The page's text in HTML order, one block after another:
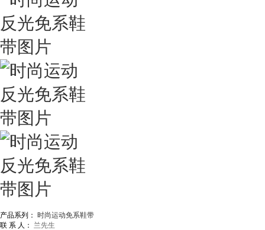
产品系列：
时尚运动免系鞋带
联 系 人：
兰先生